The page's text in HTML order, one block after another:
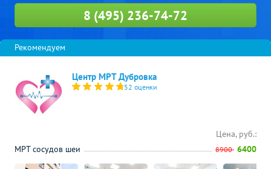
8 (495) 236-74-72
Центр МРТ Дубровка
52 оценки
Цена, руб.:
МРТ сосудов шеи
8900 6400